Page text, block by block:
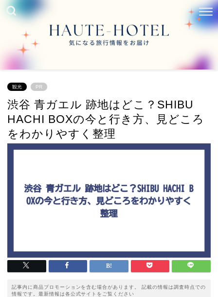
観光 PR
渋谷 青ガエル 跡地はどこ？SHIBU
HACHI BOXの今と行き方、見どころ
をわかりやすく整理
記事内に商品プロモーションを含む場合があります。 記載の情報は調査時点での
情報です。最新情報は各公式サイトをご覧ください